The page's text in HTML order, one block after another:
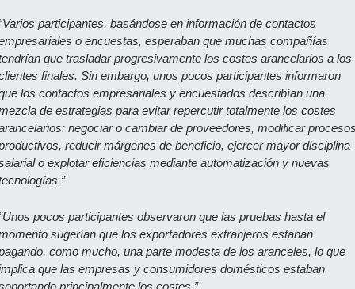
participantes, basándose en información de contactos
o encuestas, esperaban que muchas compañías
que trasladar progresivamente los costes arancelarios a los
finales. Sin embargo, unos pocos participantes informaron
los contactos empresariales y encuestados describían una
de estrategias para evitar repercutir totalmente los costes
negociar o cambiar de proveedores, modificar
reducir márgenes de beneficio, ejercer mayor disciplina
o explotar eficiencias mediante automatización y nuevas
pocos participantes observaron que las pruebas hasta el
sugerían que los exportadores extranjeros estaban
como mucho, una parte modesta de los aranceles, lo que
que las empresas y consumidores domésticos estaban
principalmente los costes.”